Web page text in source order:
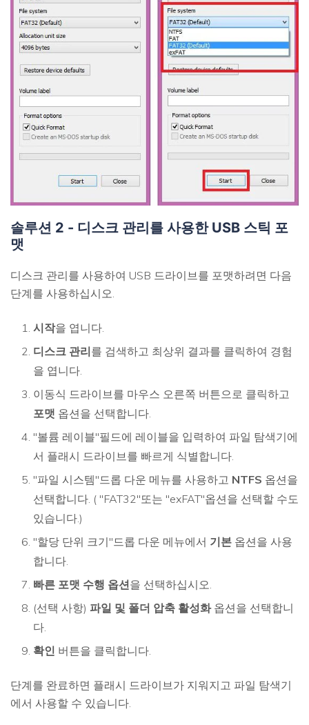
솔루션 2 - 디스크 관리를 사용한 USB 스틱 포
맷
디스크 관리를 사용하여 USB 드라이브를 포맷하려면 다음
단계를 사용하십시오.
시작을 엽니다.
디스크 관리를 검색하고 최상위 결과를 클릭하여 경험
을 엽니다.
이동식 드라이브를 마우스 오른쪽 버튼으로 클릭하고
포맷 옵션을 선택합니다.
"볼륨 레이블"필드에 레이블을 입력하여 파일 탐색기에
서 플래시 드라이브를 빠르게 식별합니다.
"파일 시스템"드롭 다운 메뉴를 사용하고 NTFS 옵션을
선택합니다. ( "FAT32"또는 "exFAT"옵션을 선택할 수도
있습니다.)
"할당 단위 크기"드롭 다운 메뉴에서 기본 옵션을 사용
합니다.
빠른 포맷 수행 옵션을 선택하십시오.
(선택 사항) 파일 및 폴더 압축 활성화옵션을 선택합니
다.
확인 버튼을 클릭합니다.
단계를 완료하면 플래시 드라이브가 지워지고 파일 탐색기
에서 사용할 수 있습니다.